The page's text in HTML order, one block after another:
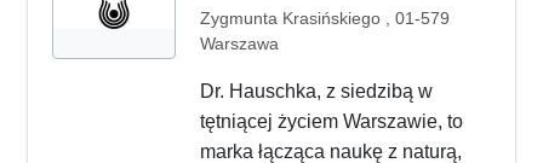
Zygmunta Krasińskiego , 01-579
Warszawa
Dr. Hauschka, z siedzibą w
tętniącej życiem Warszawie, to
marka łącząca naukę z naturą,